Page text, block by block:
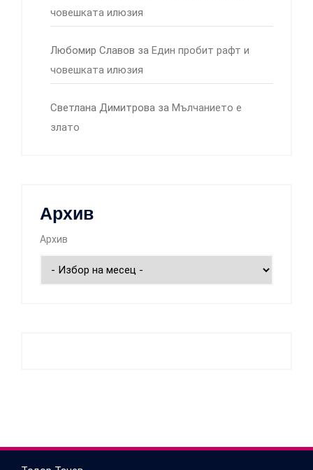
човешката илюзия
Любомир Славов за Един пробит рафт и
човешката илюзия
Светлана Димитрова за Мълчанието е
злато
Архив
Архив